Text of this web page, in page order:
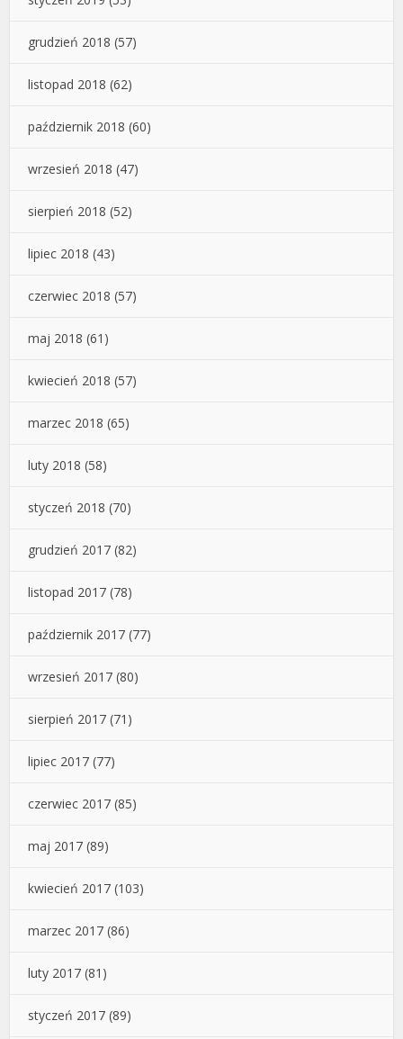
grudzień 2018 (57)
listopad 2018 (62)
październik 2018 (60)
wrzesień 2018 (47)
sierpień 2018 (52)
lipiec 2018 (43)
czerwiec 2018 (57)
maj 2018 (61)
kwiecień 2018 (57)
marzec 2018 (65)
luty 2018 (58)
styczeń 2018 (70)
grudzień 2017 (82)
listopad 2017 (78)
październik 2017 (77)
wrzesień 2017 (80)
sierpień 2017 (71)
lipiec 2017 (77)
czerwiec 2017 (85)
maj 2017 (89)
kwiecień 2017 (103)
marzec 2017 (86)
luty 2017 (81)
styczeń 2017 (89)